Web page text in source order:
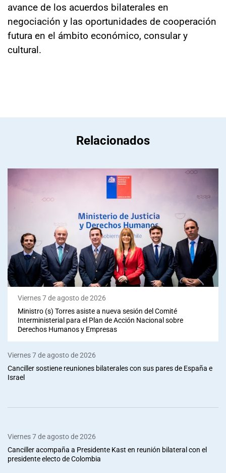
avance de los acuerdos bilaterales en
negociación y las oportunidades de cooperación
futura en el ámbito económico, consular y
cultural.
Relacionados
Viernes 7 de agosto de 2026
Ministro (s) Torres asiste a nueva sesión del Comité
Interministerial para el Plan de Acción Nacional sobre
Derechos Humanos y Empresas
Viernes 7 de agosto de 2026
Canciller sostiene reuniones bilaterales con sus pares de España e
Israel
Viernes 7 de agosto de 2026
Canciller acompaña a Presidente Kast en reunión bilateral con el
presidente electo de Colombia